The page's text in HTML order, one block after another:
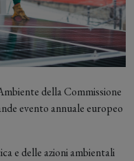
della Commissione
evento annuale europeo
e delle azioni ambientali